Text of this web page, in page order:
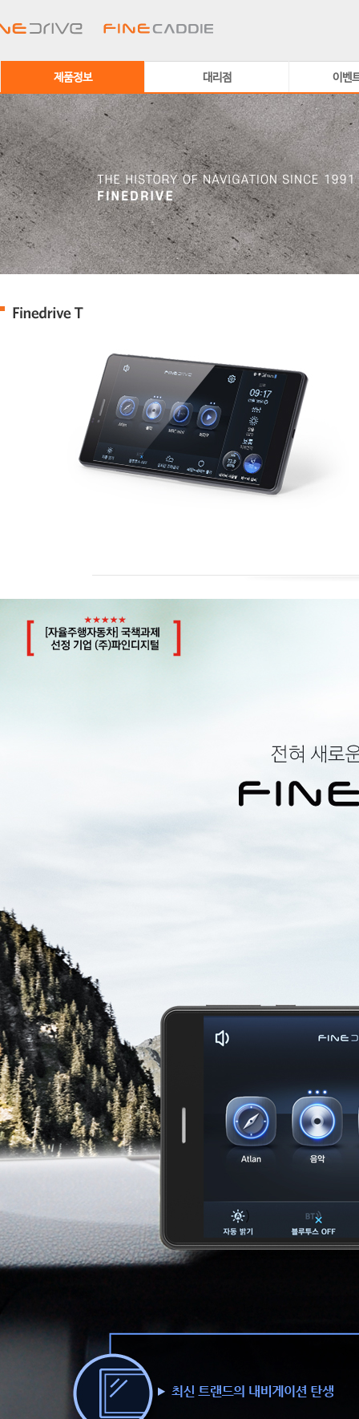
제품정보 대리점 이벤